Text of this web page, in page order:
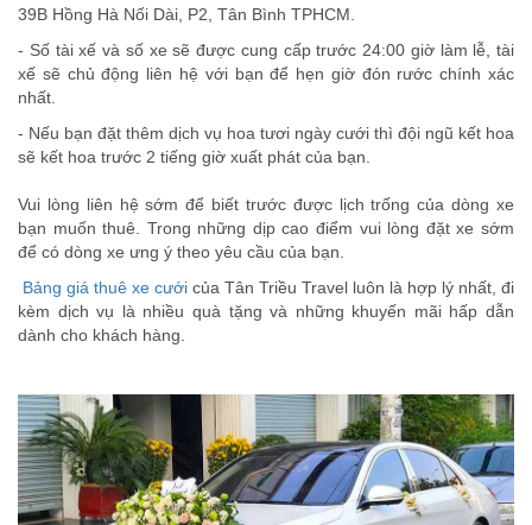
39B Hồng Hà Nối Dài, P2, Tân Bình TPHCM.
- Số tài xế và số xe sẽ được cung cấp trước 24:00 giờ làm lễ, tài
xế sẽ chủ động liên hệ với bạn để hẹn giờ đón rước chính xác
nhất.
- Nếu bạn đặt thêm dịch vụ hoa tươi ngày cưới thì đội ngũ kết hoa
sẽ kết hoa trước 2 tiếng giờ xuất phát của bạn.
Vui lòng liên hệ sớm để biết trước được lịch trống của dòng xe
bạn muốn thuê. Trong những dịp cao điểm vui lòng đặt xe sớm
để có dòng xe ưng ý theo yêu cầu của bạn.
Bảng giá thuê xe cưới của Tân Triều Travel luôn là hợp lý nhất, đi
kèm dịch vụ là nhiều quà tặng và những khuyến mãi hấp dẫn
dành cho khách hàng.